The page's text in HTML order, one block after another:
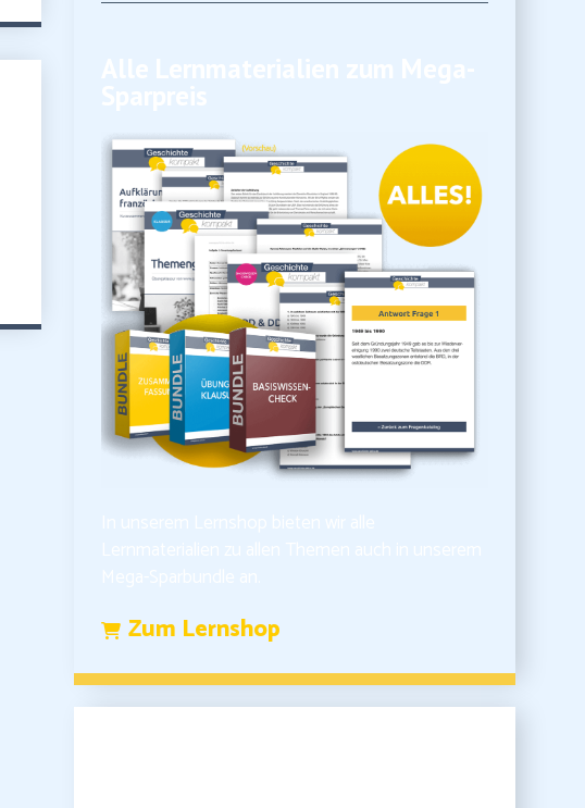
Zum Lernshop